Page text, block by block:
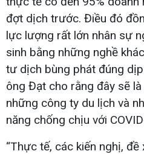
đợt dịch trước. Điều đó
lực lượng rất lớn nhân sự
sinh bằng những nghề
tư dịch bùng phát đúng
ông Đạt cho rằng đây sẽ
những công ty du lịch và
năng chống chịu với
“Thực tế, các kiến nghị,